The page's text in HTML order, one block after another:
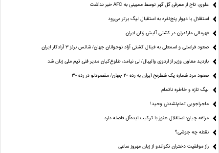
علوی: تاج از معرفی گل گهر توسط ممبینی به AFC خبر نداشت
استقلال با دیوار پنج‌نفره به استقبال لیگ برتر می‌رود
قهرمانی مازندران در کشتی آلیش زنان ایران
صعود فراستی و اسمعلی به فینال کشتی آزاد نوجوانان جهان/ شانس برنز ۳ آزادکار ایران
بازدید معاون وزیر از اردوی والیبال/ لی نیامد، طلوع‌کیان مدیر فنی تیم ملی زنان شد
صعود مرد شماره یک شطرنج ایران به رده ۲۰ جهان/ مقصودلو در رده ۳۰
لیگ تازه و خاطره ناتمام
ماجراجویی تمام‌نشدنی وحید!
مراغه چیان: استقلال هنوز با ترکیب ایده‌آل فاصله دارد
نقطه چه جوشی؟
راز موفقیت دختران تکواندو از زبان مهروز ساعی